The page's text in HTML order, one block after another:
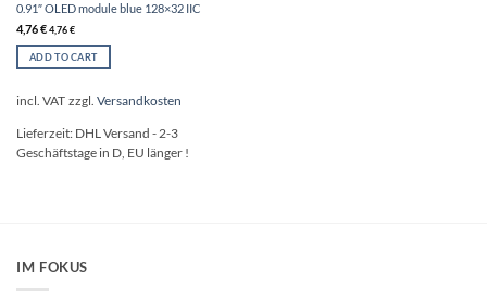
0.91″ OLED module blue 128×32 IIC
4,76€ 4,76€
ADD TO CART
incl. VAT zzgl. Versandkosten
Lieferzeit: DHL Versand - 2-3
Geschäftstage in D, EU länger !
IM FOKUS